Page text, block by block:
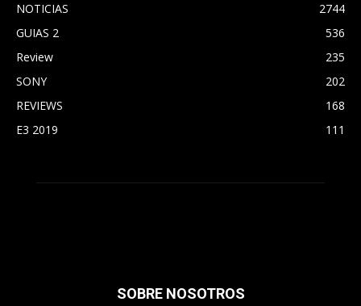
NOTICIAS
2744
GUIAS 2
536
Review
235
SONY
202
REVIEWS
168
E3 2019
111
SOBRE NOSOTROS